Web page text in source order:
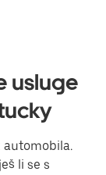
usluge
automobila.
li se s